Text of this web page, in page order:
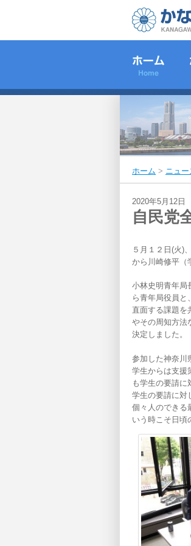
ホーム > ニュー
2020年5月12日
自民党
５月１２日(火)
から川崎修平（
小林史明青年局
ら青年局役員と
直面する課題を
やその周知方法
決定しました。
参加した神奈川
学生からは支援
も学生の要請に
学生の要請に対
個々人のできる
いう時こそ日頃